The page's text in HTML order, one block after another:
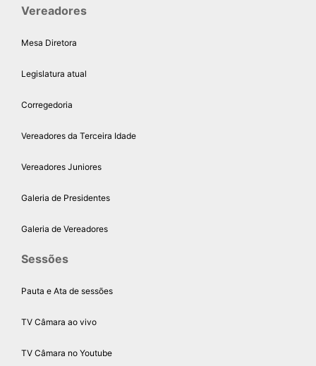
Vereadores
Mesa Diretora
Legislatura atual
Corregedoria
Vereadores da Terceira Idade
Vereadores Juniores
Galeria de Presidentes
Galeria de Vereadores
Sessões
Pauta e Ata de sessões
TV Câmara ao vivo
TV Câmara no Youtube